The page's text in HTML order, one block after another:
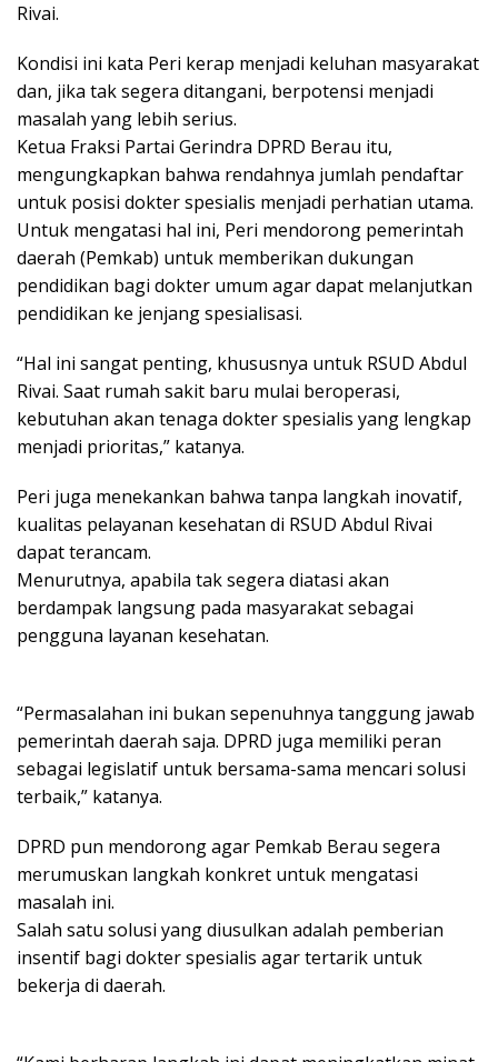
Rivai.
Kondisi ini kata Peri kerap menjadi keluhan masyarakat
dan, jika tak segera ditangani, berpotensi menjadi
masalah yang lebih serius.
Ketua Fraksi Partai Gerindra DPRD Berau itu,
mengungkapkan bahwa rendahnya jumlah pendaftar
untuk posisi dokter spesialis menjadi perhatian utama.
Untuk mengatasi hal ini, Peri mendorong pemerintah
daerah (Pemkab) untuk memberikan dukungan
pendidikan bagi dokter umum agar dapat melanjutkan
pendidikan ke jenjang spesialisasi.
“Hal ini sangat penting, khususnya untuk RSUD Abdul
Rivai. Saat rumah sakit baru mulai beroperasi,
kebutuhan akan tenaga dokter spesialis yang lengkap
menjadi prioritas,” katanya.
Peri juga menekankan bahwa tanpa langkah inovatif,
kualitas pelayanan kesehatan di RSUD Abdul Rivai
dapat terancam.
Menurutnya, apabila tak segera diatasi akan
berdampak langsung pada masyarakat sebagai
pengguna layanan kesehatan.
“Permasalahan ini bukan sepenuhnya tanggung jawab
pemerintah daerah saja. DPRD juga memiliki peran
sebagai legislatif untuk bersama-sama mencari solusi
terbaik,” katanya.
DPRD pun mendorong agar Pemkab Berau segera
merumuskan langkah konkret untuk mengatasi
masalah ini.
Salah satu solusi yang diusulkan adalah pemberian
insentif bagi dokter spesialis agar tertarik untuk
bekerja di daerah.